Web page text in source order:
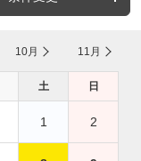
10月 11月
土 日
1 2